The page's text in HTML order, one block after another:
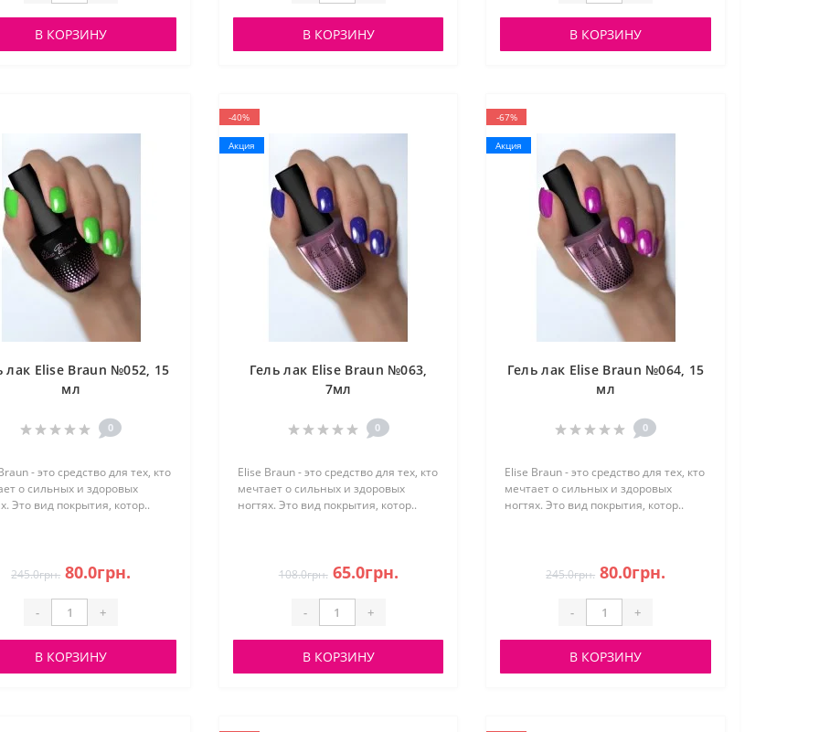
В КОРЗИНУ В КОРЗИНУ В КОРЗИНУ
лак Elise Braun №052, 15
мл
0
- это средство для тех, кто
о сильных и здоровых
Это вид покрытия, котор..
245.0грн. 80.0грн.
- +
В КОРЗИНУ
-40%
Акция
Гель лак Elise Braun №063,
7мл
0
Elise Braun - это средство для тех, кто
мечтает о сильных и здоровых
ногтях. Это вид покрытия, котор..
108.0грн. 65.0грн.
- +
В КОРЗИНУ
-67%
Акция
Гель лак Elise Braun №064, 15
мл
0
Elise Braun - это средство для тех, кто
мечтает о сильных и здоровых
ногтях. Это вид покрытия, котор..
245.0грн. 80.0грн.
- +
В КОРЗИНУ